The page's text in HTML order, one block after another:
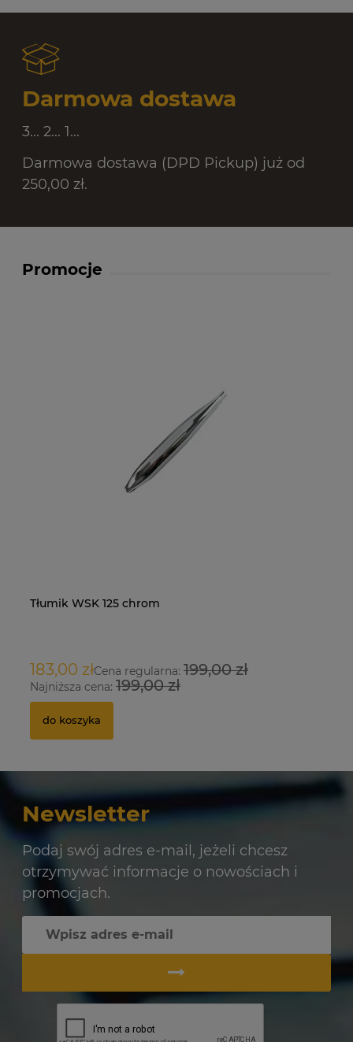
Darmowa dostawa
3... 2... 1...
Darmowa dostawa (DPD Pickup) już od
250,00 zł.
Promocje
Tłumik WSK 125 chrom
183,00 złCena regularna: 199,00 zł
Najniższa cena: 199,00 zł
do koszyka
Newsletter
Podaj swój adres e-mail, jeżeli chcesz
otrzymywać informacje o nowościach i
promocjach.